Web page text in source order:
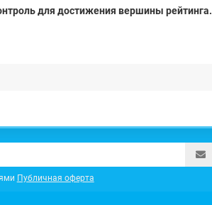
для достижения вершины рейтинга.
Публичная оферта